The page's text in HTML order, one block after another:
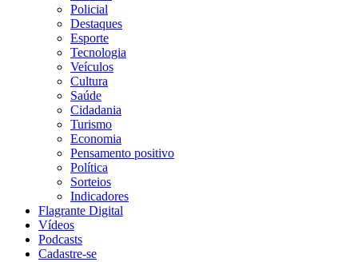
Policial
Destaques
Esporte
Tecnologia
Veículos
Cultura
Saúde
Cidadania
Turismo
Economia
Pensamento positivo
Política
Sorteios
Indicadores
Flagrante Digital
Vídeos
Podcasts
Cadastre-se